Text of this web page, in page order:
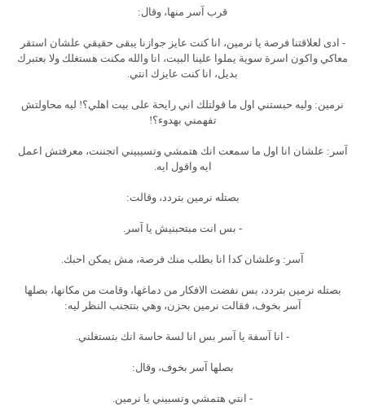
قرب آسر منها، وقال:
- ادى لعلاقتنا فرصة يا نرمين، انا كنت عايز جوازنا يبقى حقيقي علشان استقر
معاكي واكون اسرة سوية يملوا علينا البيت، انا والله مكنت هستغلك ولا بعتبرك
بديل، انا كنت عايزك انتي.
نرمين: وليه حبستني اول ما قولتلك اني رايحة على بيت اهلي؟! ليه محاولتش
تفهمني بهدوء؟!
آسر: علشان انا اول ما سمعت انك هتمشي وتسيبيني اتجننت، معرفتش اعمل
ايه واقول ايه.
بصتله نرمين بتردد، وقالت:
- بس انت مبتحبنيش يا آسر.
آسر: وعلشان كدا انا بطلب منك فرصة، مش يمكن احبك.
بصتله نرمين بتردد، بس نفضت الافكار من دماغها، وقامت من مكانها، بصلها
آسر بخوف، فقالت نرمين بحزن، وهي بتتجنب النظر ليه:
- انا آسفة يا آسر بس انا لسة حاسة انك بتستغلني.
بصلها آسر بخوف، وقال:
- انتي هتمشي وتسبيني يا نرمين.